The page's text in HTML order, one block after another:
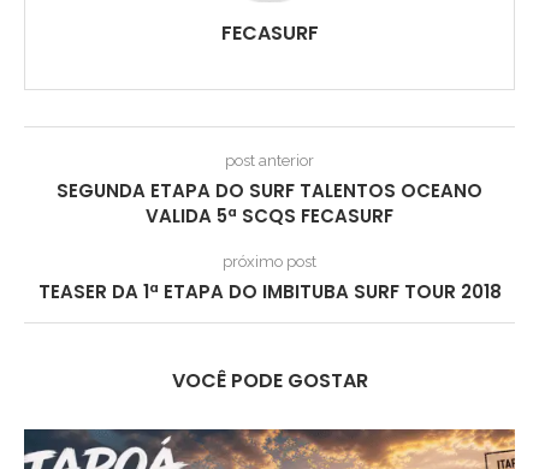
FECASURF
post anterior
SEGUNDA ETAPA DO SURF TALENTOS OCEANO
VALIDA 5ª SCQS FECASURF
próximo post
TEASER DA 1ª ETAPA DO IMBITUBA SURF TOUR 2018
VOCÊ PODE GOSTAR